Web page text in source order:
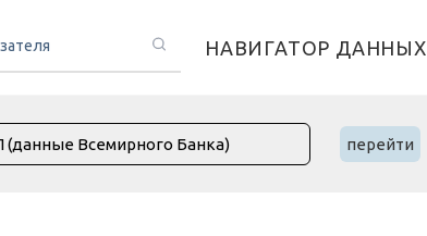
НАВИГАТОР ДАННЫХ
перейти